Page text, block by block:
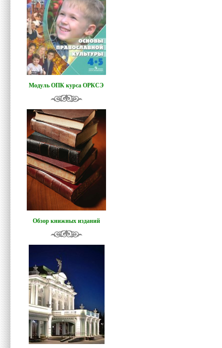
Модуль ОПК курса ОРКСЭ
Обзор книжных изданий